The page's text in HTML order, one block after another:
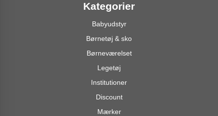
Kategorier
Babyudstyr
Børnetøj & sko
Børneværelset
Legetøj
Institutioner
Discount
Mærker